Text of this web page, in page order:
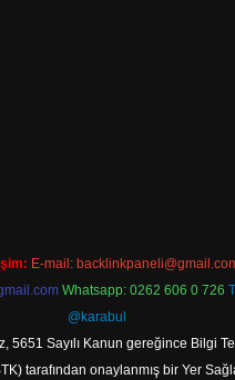
E-mail:
Whatsapp: 0262 606 0 726
@karabul
5651 Sayılı Kanun gereğince Bilgi
tarafından onaylanmış bir Yer